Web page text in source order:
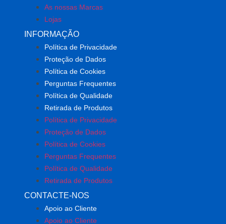
As nossas Marcas
Lojas
INFORMAÇÃO
Política de Privacidade
Proteção de Dados
Política de Cookies
Perguntas Frequentes
Política de Qualidade
Retirada de Produtos
Política de Privacidade
Proteção de Dados
Política de Cookies
Perguntas Frequentes
Política de Qualidade
Retirada de Produtos
CONTACTE-NOS
Apoio ao Cliente
Apoio ao Cliente